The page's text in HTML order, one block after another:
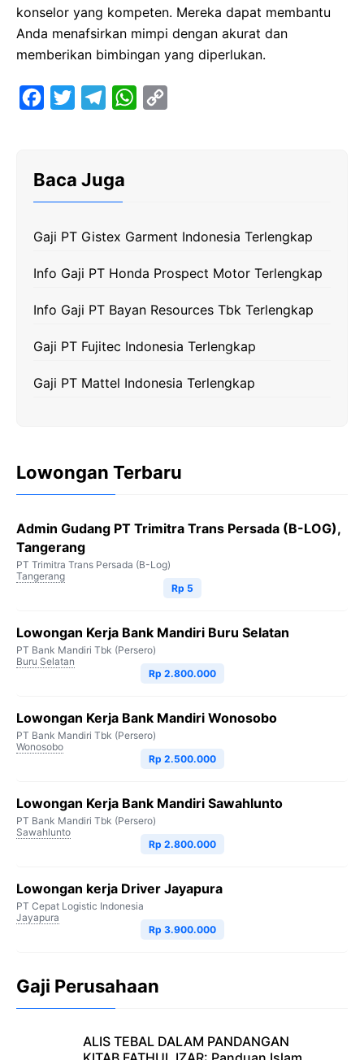
konselor yang kompeten. Mereka dapat membantu
Anda menafsirkan mimpi dengan akurat dan
memberikan bimbingan yang diperlukan.
o
k
g
a
m
W
p
p
n
k
Baca Juga
Gaji PT Gistex Garment Indonesia Terlengkap
Info Gaji PT Honda Prospect Motor Terlengkap
Info Gaji PT Bayan Resources Tbk Terlengkap
Gaji PT Fujitec Indonesia Terlengkap
Gaji PT Mattel Indonesia Terlengkap
Lowongan Terbaru
Admin Gudang PT Trimitra Trans Persada (B-LOG),
Tangerang
PT Trimitra Trans Persada (B-Log)
Tangerang
Rp 5
Lowongan Kerja Bank Mandiri Buru Selatan
PT Bank Mandiri Tbk (Persero)
Buru Selatan
Rp 2.800.000
Lowongan Kerja Bank Mandiri Wonosobo
PT Bank Mandiri Tbk (Persero)
Wonosobo
Rp 2.500.000
Lowongan Kerja Bank Mandiri Sawahlunto
PT Bank Mandiri Tbk (Persero)
Sawahlunto
Rp 2.800.000
Lowongan kerja Driver Jayapura
PT Cepat Logistic Indonesia
Jayapura
Rp 3.900.000
Gaji Perusahaan
ALIS TEBAL DALAM PANDANGAN